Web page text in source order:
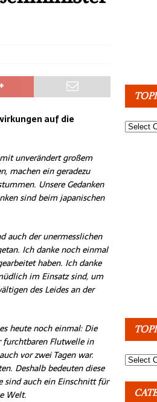
auf die
unverändert großem
machen ein geradezu
Unsere Gedanken
sind beim japanischen
auch der unermesslichen
Ich danke noch einmal
haben. Ich danke
im Einsatz sind, um
des Leides an der
heute noch einmal: Die
furchtbaren Flutwelle in
vor zwei Tagen war.
Deshalb bedeuten diese
sind auch ein Einschnitt für
Welt.
Topics
Topics